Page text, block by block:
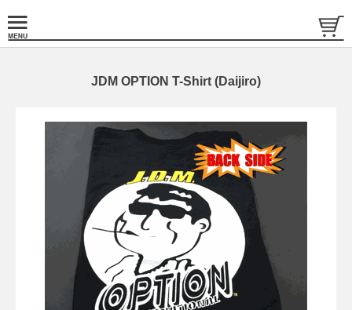
JDM OPTION T-Shirt (Daijiro)